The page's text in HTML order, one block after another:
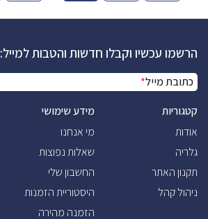
הרשמו עכשיו וקבלו חדשות והטבות למייל:
כתובת מייל*
קטגוריות
אודות
גלריה
תקנון האתר
ניהול קהל
מידע שימושי
מי אנחנו
שאלות נפוצות
החשבון שלי
היסטוריית הזמנות
הזמנה מהירה